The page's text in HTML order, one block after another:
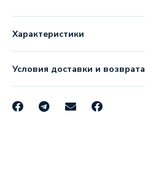
Характеристики
Условия доставки и возврата